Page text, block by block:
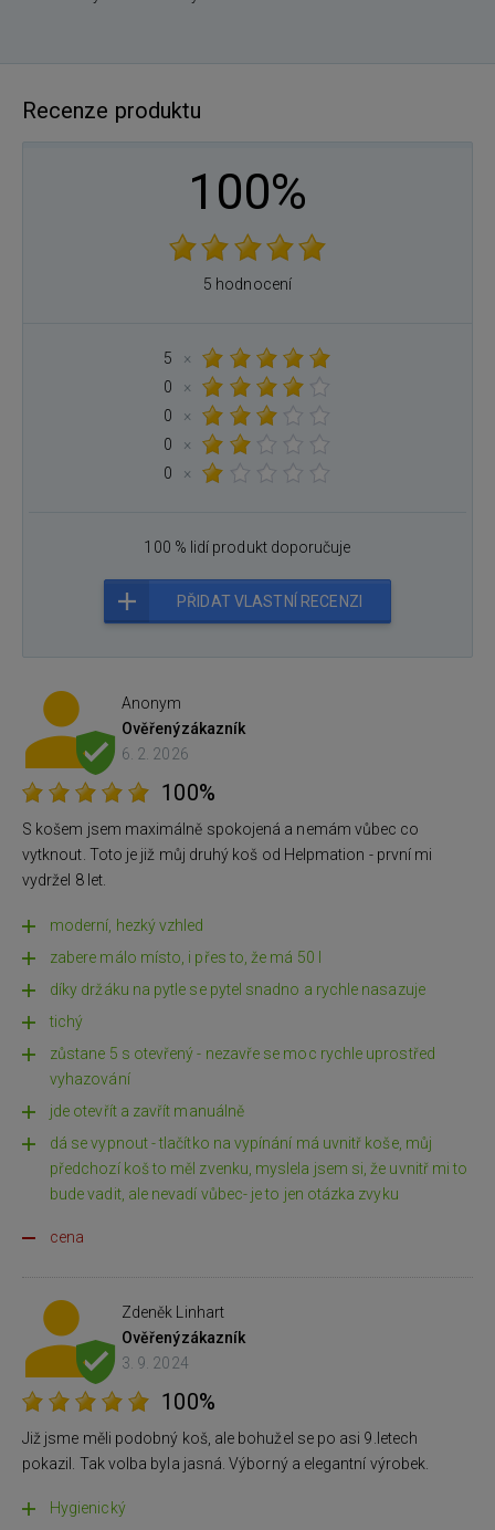
Recenze produktu
100%
5 hodnocení
5
×
0
×
0
×
0
×
0
×
100 % lidí produkt doporučuje
PŘIDAT VLASTNÍ RECENZI
Anonym
Ověřenýzákazník
6. 2. 2026
100%
S košem jsem maximálně spokojená a nemám vůbec co
vytknout. Toto je již můj druhý koš od Helpmation - první mi
vydržel 8 let.
moderní, hezký vzhled
zabere málo místo, i přes to, že má 50 l
díky držáku na pytle se pytel snadno a rychle nasazuje
tichý
zůstane 5 s otevřený - nezavře se moc rychle uprostřed
vyhazování
jde otevřít a zavřít manuálně
dá se vypnout - tlačítko na vypínání má uvnitř koše, můj
předchozí koš to měl zvenku, myslela jsem si, že uvnitř mi to
bude vadit, ale nevadí vůbec- je to jen otázka zvyku
cena
Zdeněk Linhart
Ověřenýzákazník
3. 9. 2024
100%
Již jsme měli podobný koš, ale bohužel se po asi 9.letech
pokazil. Tak volba byla jasná. Výborný a elegantní výrobek.
Hygienický